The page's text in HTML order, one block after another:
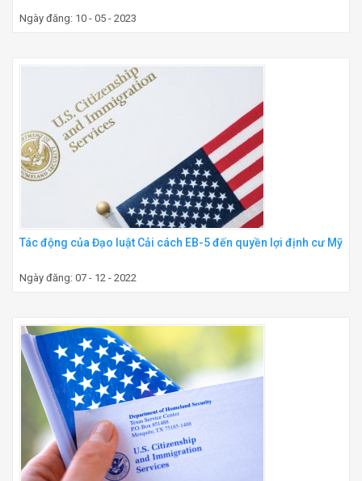
Ngày đăng: 10 - 05 - 2023
Tác động của Đạo luật Cải cách EB-5 đến quyền lợi định cư Mỹ
Ngày đăng: 07 - 12 - 2022